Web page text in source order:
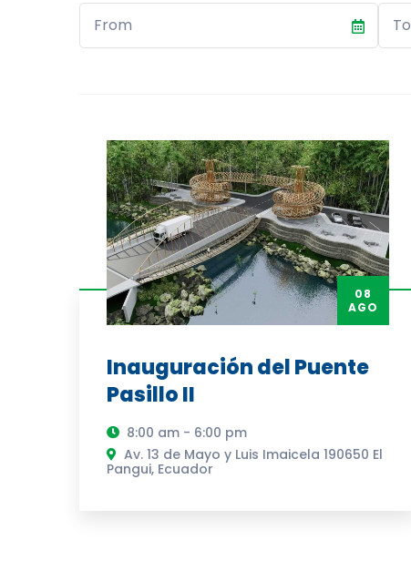
Start
Date
End
Date
08
AGO
Inauguración del Puente
Pasillo II
8:00 am - 6:00 pm
Av. 13 de Mayo y Luis Imaicela 190650 El
Pangui, Ecuador